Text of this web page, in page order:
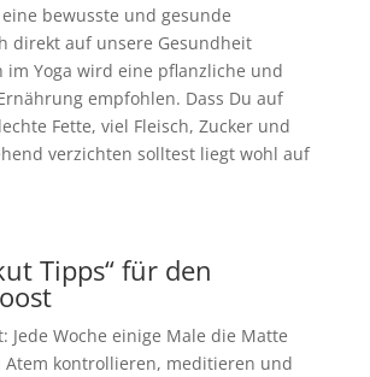
bewusste und gesunde
direkt auf unsere Gesundheit
im Yoga wird eine pflanzliche und
empfohlen. Dass Du auf
Fette, viel Fleisch, Zucker und
verzichten solltest liegt wohl auf
Tipps“ für den
Jede Woche einige Male die Matte
Atem kontrollieren, meditieren und